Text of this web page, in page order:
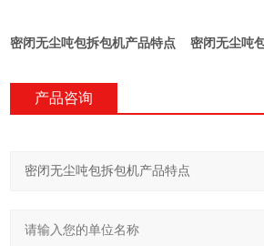
密闭无尘吨包拆包机产品特点 密闭无尘吨
产品咨询